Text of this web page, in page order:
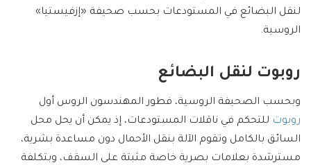
لنقل البضائع في المستودعات بحسب صحيفة «إزفيستيا»
الروسية.
روبوت لنقل البضائع
وبحسب الصحيفة الروسية، فطور المهندسون الروس أول
روبوت للتحكم في ناقلات المستودعات، إذ يمكن أن يحل محل
السائق بالكامل وتقوم الآلة بنقل الأحمال دون مساعدة بشرية،
مسترشدة بعلامات بصرية خاصة مثبتة على السقف، وبتكلفة